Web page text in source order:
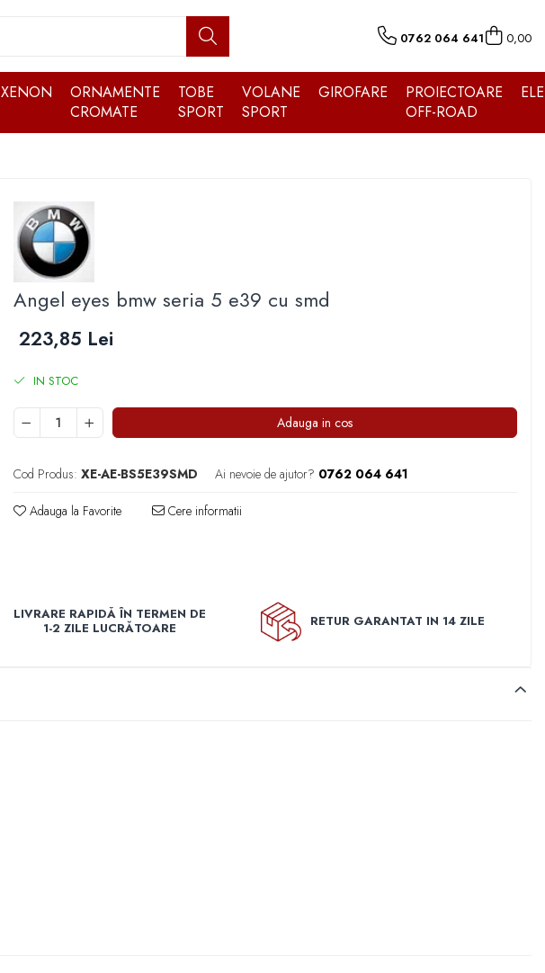
0762 064 641 0,00
XENON
ORNAMENTE
CROMATE
TOBE
SPORT
VOLANE
SPORT
GIROFARE
PROIECTOARE
OFF-ROAD
Angel eyes bmw seria 5 e39 cu smd
223,85 Lei
IN STOC
Adauga in cos
Cod Produs: XE-AE-BS5E39SMD Ai nevoie de ajutor? 0762 064 641
Adauga la Favorite Cere informatii
LIVRARE RAPIDĂ ÎN TERMEN DE
1-2 ZILE LUCRĂTOARE
RETUR GARANTAT IN 14 ZILE